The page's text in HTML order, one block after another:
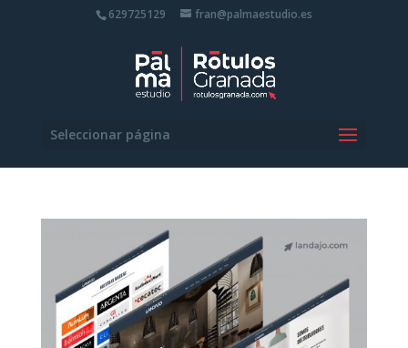
629725129 fran@palmaestudio.es
Seleccionar página